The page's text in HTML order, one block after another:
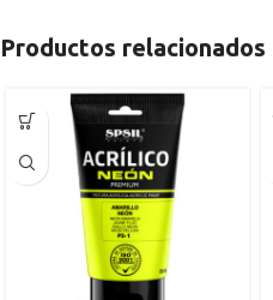
Productos relacionados